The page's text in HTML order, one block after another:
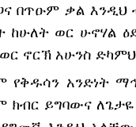
በጥዑም ቃል
ከሁለት ወር ሁኖሃል
ኖርኽ አሁንስ
የቅዱሳን አንድነት
ክብር ይግባውና